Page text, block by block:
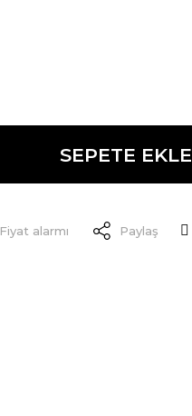
SEPETE EKLE
Fiyat alarmı Paylaş